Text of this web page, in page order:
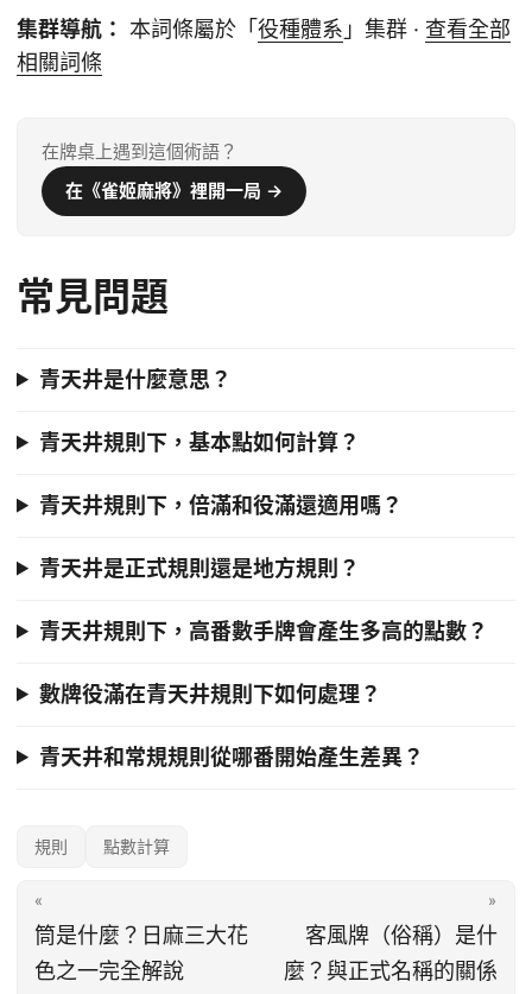
集群導航： 本詞條屬於「役種體系 」集群 · 查看全部
相關詞條
在牌桌上遇到這個術語？
在《雀姬麻將》裡開一局 →
常見問題
青天井是什麼意思？
青天井規則下，基本點如何計算？
青天井規則下，倍滿和役滿還適用嗎？
青天井是正式規則還是地方規則？
青天井規則下，高番數手牌會產生多高的點數？
數牌役滿在青天井規則下如何處理？
青天井和常規規則從哪番開始產生差異？
規則 點數計算
«
筒是什麼？日麻三大花
色之一完全解說
»
客風牌（俗稱）是什
麼？與正式名稱的關係